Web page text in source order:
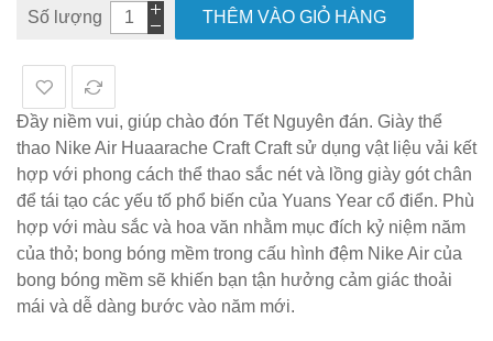
Số lượng THÊM VÀO GIỎ HÀNG
Đầy niềm vui, giúp chào đón Tết Nguyên đán. Giày thể
thao Nike Air Huaarache Craft Craft sử dụng vật liệu vải kết
hợp với phong cách thể thao sắc nét và lồng giày gót chân
để tái tạo các yếu tố phổ biến của Yuans Year cổ điển. Phù
hợp với màu sắc và hoa văn nhằm mục đích kỷ niệm năm
của thỏ; bong bóng mềm trong cấu hình đệm Nike Air của
bong bóng mềm sẽ khiến bạn tận hưởng cảm giác thoải
mái và dễ dàng bước vào năm mới.